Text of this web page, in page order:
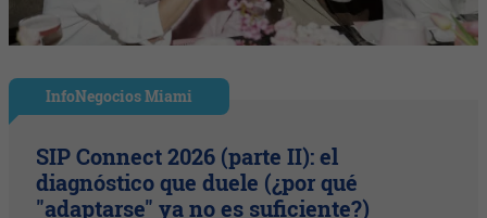
InfoNegocios Miami
SIP Connect 2026 (parte II): el
diagnóstico que duele (¿por qué
"adaptarse" ya no es suficiente?)